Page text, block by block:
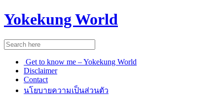
Yokekung World
Get to know me – Yokekung World
Disclaimer
Contact
นโยบายความเป็นส่วนตัว